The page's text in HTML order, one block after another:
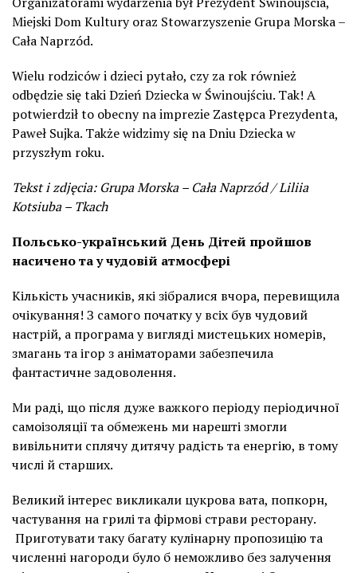
Miejski Dom Kultury oraz Stowarzyszenie Grupa Morska –
Cała Naprzód.
Wielu rodziców i dzieci pytało, czy za rok również
odbędzie się taki Dzień Dziecka w Świnoujściu. Tak! A
potwierdził to obecny na imprezie Zastępca Prezydenta,
Paweł Sujka. Także widzimy się na Dniu Dziecka w
przyszłym roku.
Tekst i zdjęcia: Grupa Morska – Cała Naprzód / Liliia
Kotsiuba – Tkach
Польсько-український День Дітей пройшов
насичено та у чудовій атмосфері
Кількість учасників, які зібралися вчора, перевищила
очікування! З самого початку у всіх був чудовий
настрій, а програма у вигляді мистецьких номерів,
змагань та ігор з аніматорами забезпечила
фантастичне задоволення.
Ми раді, що після дуже важкого періоду періодичної
самоізоляції та обмежень ми нарешті змогли
вивільнити сплячу дитячу радість та енергію, в тому
числі й старших.
Великий інтерес викликали цукрова вата, попкорн,
частування на грилі та фірмові страви ресторану.
Приготувати таку багату кулінарну пропозицію та
численні нагороди було б неможливо без залучення